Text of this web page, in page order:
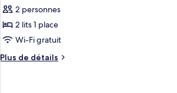
pour
ce
type
chambre :
2 personnes
2 lits 1 place
Wi-Fi gratuit
Plus de détails
Plus